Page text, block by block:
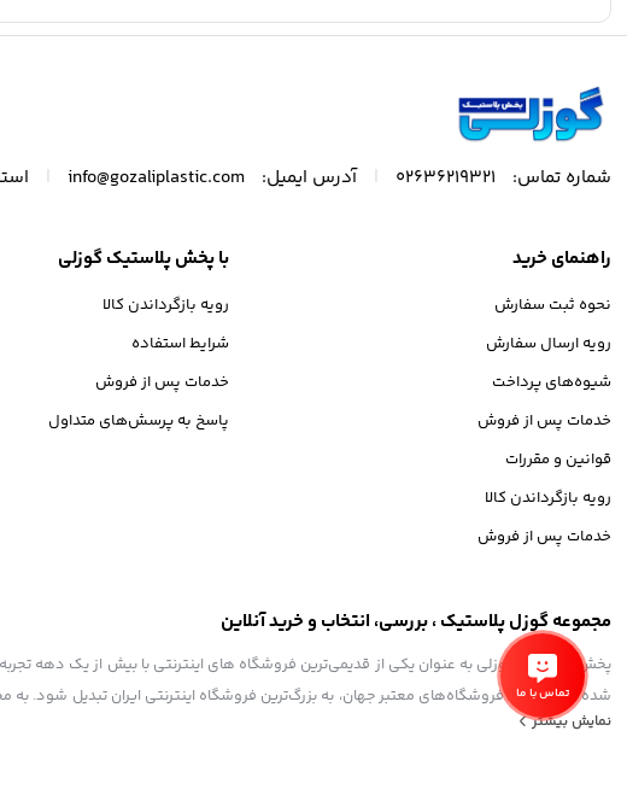
شماره تماس: 02636219321 آدرس ایمیل: info@gozaliplastic.com
راهنمای خرید
نحوه ثبت سفارش
رویه ارسال سفارش
شیوه‌های پرداخت
خدمات پس از فروش
قوانین و مقررات
رویه بازگرداندن کالا
خدمات پس از فروش
با پخش پلاستیک گوزلی
رویه بازگرداندن کالا
شرایط استفاده
خدمات پس از فروش
پاسخ به پرسش‌های متداول
مجموعه گوزل پلاستیک ، بررسی، انتخاب و خرید آنلاین
شده تا همگام با فروشگاه‌های معتبر جهان، به بزرگ‌ترین فروشگاه اینترنتی ایران تبدیل شود.
و به ذهن شما خطور می‌کند در اینجا پیدا خواهید کرد.
نمایش بیشتر
تماس با ما